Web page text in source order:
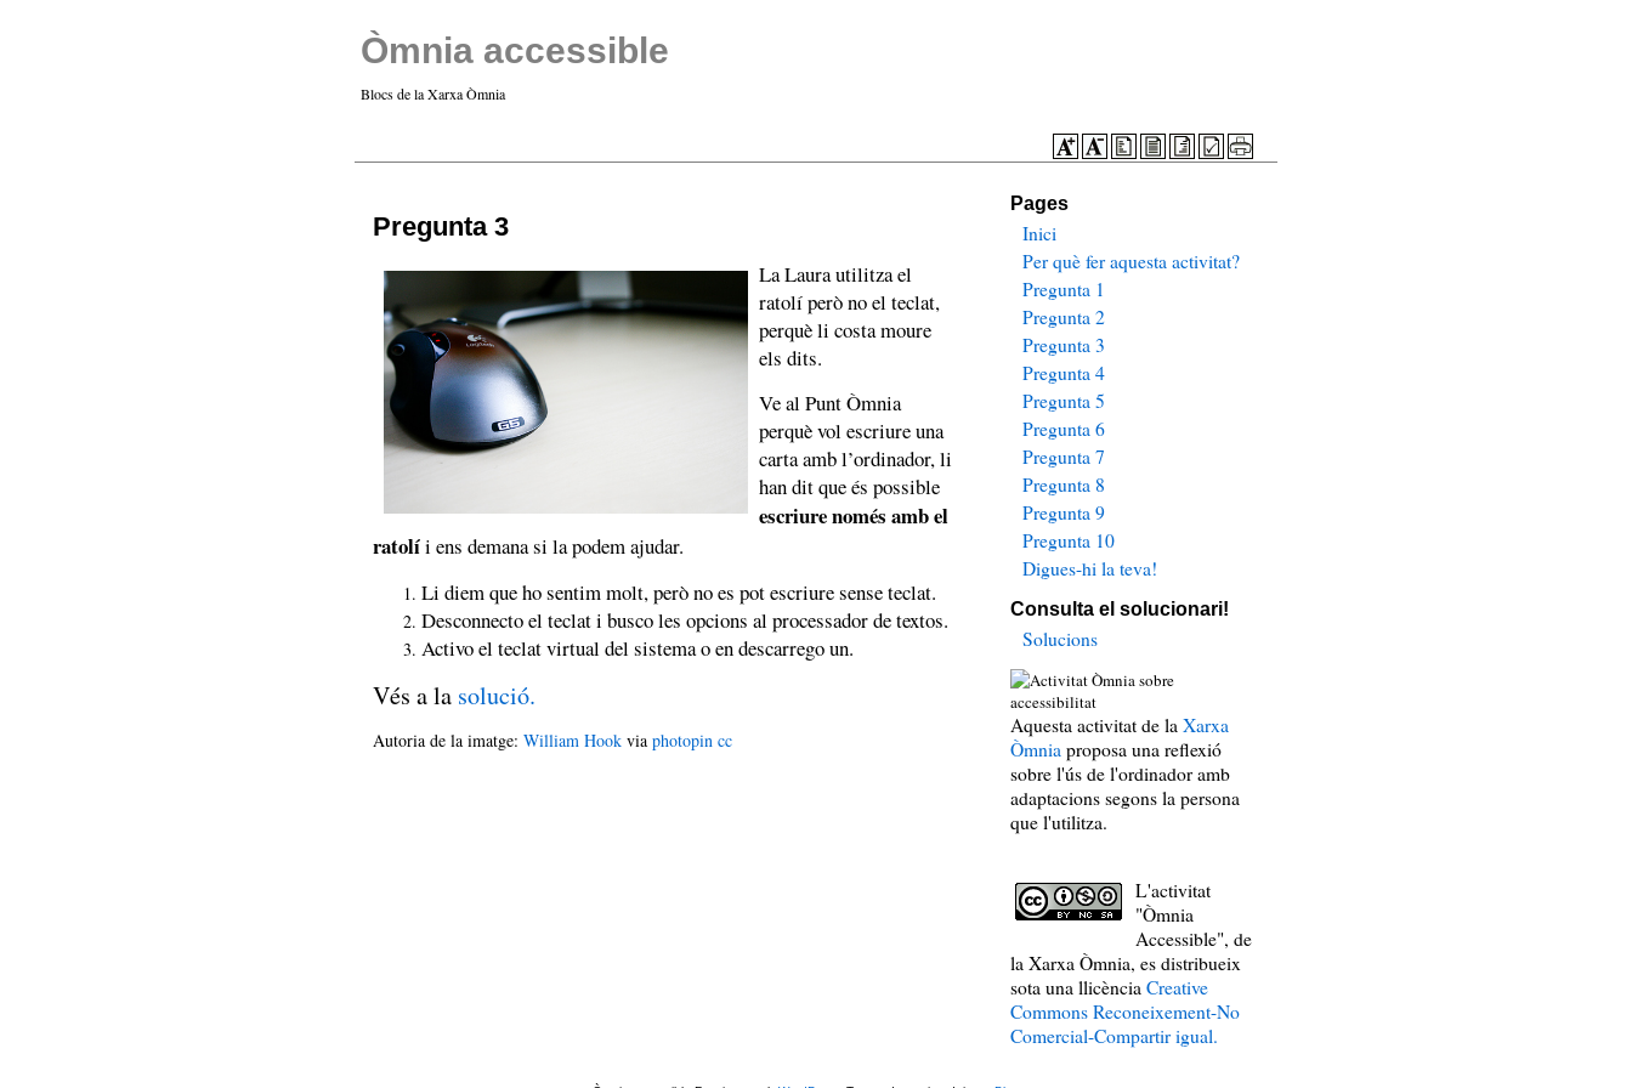
Òmnia accessible
Blocs de la Xarxa Òmnia
Pregunta 3
La Laura utilitza el
ratolí però no el teclat,
perquè li costa moure
els dits.
Ve al Punt Òmnia
perquè vol escriure una
carta amb l’ordinador, li
han dit que és possible
escriure només amb el
ratolíi ens demana si la podem ajudar.
Li diem que ho sentim molt, però no es pot escriure sense teclat.
Desconnecto el teclat i busco les opcions al processador de textos.
Activo el teclat virtual del sistema o en descarrego un.
Vés a la solució.
Autoria de la imatge: William Hook via photopin cc
Pages
Inici
Per què fer aquesta activitat?
Pregunta 1
Pregunta 2
Pregunta 3
Pregunta 4
Pregunta 5
Pregunta 6
Pregunta 7
Pregunta 8
Pregunta 9
Pregunta 10
Digues-hi la teva!
Consulta el solucionari!
Solucions
Aquesta activitat de la Xarxa
Òmnia proposa una reflexió
sobre l'ús de l'ordinador amb
adaptacions segons la persona
que l'utilitza.
L'activitat
"Òmnia
Accessible", de
la Xarxa Òmnia, es distribueix
sota una llicència Creative
Commons Reconeixement-No
Comercial-Compartir igual.